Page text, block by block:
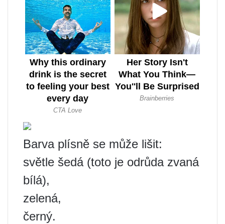
Barva plísně se může lišit:
světle šedá (toto je odrůda zvaná
bílá),
zelená,
černý.